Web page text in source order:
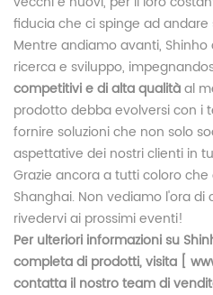
fiducia che ci spinge ad
Mentre andiamo avanti,
ricerca e sviluppo,
competitivi e di alta qualitàal
prodotto debba evolversi con i
fornire soluzioni che non solo
aspettative dei nostri clienti in
Grazie ancora a tutti coloro
Shanghai. Non vediamo l'ora
rivedervi ai prossimi eventi!
Per ulteriori informazioni su
completa di prodotti, visita [
contatta il nostro team di